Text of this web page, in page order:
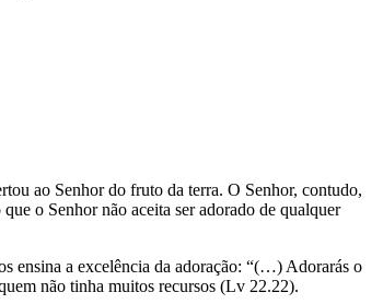
ao Senhor do fruto da terra. O Senhor, contudo,
o Senhor não aceita ser adorado de qualquer
ensina a excelência da adoração: “(…) Adorarás o
não tinha muitos recursos (Lv 22.22).